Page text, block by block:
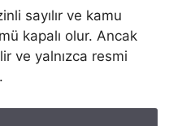
sayılır ve kamu
kapalı olur. Ancak
ve yalnızca resmi